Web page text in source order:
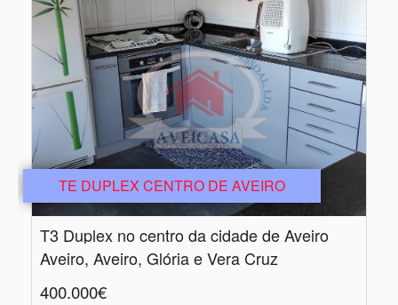
TE DUPLEX CENTRO DE AVEIRO
T3 Duplex no centro da cidade de Aveiro
Aveiro, Aveiro, Glória e Vera Cruz
400.000€